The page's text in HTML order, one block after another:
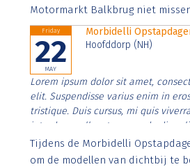
Motormarkt Balkbrug niet
Friday
22
MAY
Morbidelli
Hoofddorp (NH)
Lorem ipsum dolor sit amet,
elit. Suspendisse varius enim in
tristique. Duis cursus, mi quis
interdum nulla, ut commodo diam
Aenean faucibus nibh et justo
imperdiet. Nunc ut sem vitae risus
Tijdens de Morbidelli
om de modellen van dichtbij te